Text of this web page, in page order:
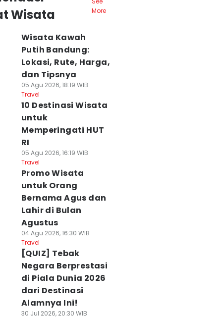
Wisata
More
Wisata Kawah
Putih Bandung:
Lokasi, Rute, Harga,
dan Tipsnya
05 Agu 2026, 18:19 WIB
Travel
10 Destinasi Wisata
untuk
Memperingati HUT
RI
05 Agu 2026, 16:19 WIB
Travel
Promo Wisata
untuk Orang
Bernama Agus dan
Lahir di Bulan
Agustus
04 Agu 2026, 16:30 WIB
Travel
[QUIZ] Tebak
Negara Berprestasi
di Piala Dunia 2026
dari Destinasi
Alamnya Ini!
30 Jul 2026, 20:30 WIB